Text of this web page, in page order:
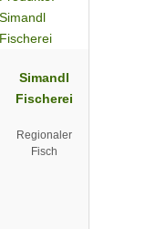
Simandl
Fischerei
Regionaler
Fisch